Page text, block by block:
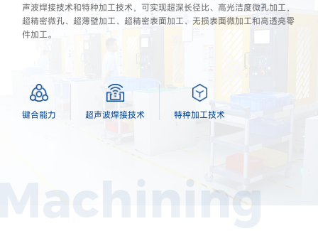
声波焊接技术和特种加工技术，可实现超深长径比、高光洁度微孔加工，
超精密微孔、超薄壁加工、超精密表面加工、无损表面微加工和高透亮零
件加工。
键合能力 超声波焊接技术 特种加工技术